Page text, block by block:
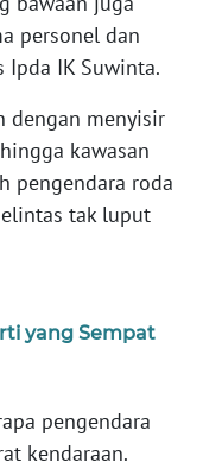
personel dan
Ipda IK Suwinta.
dengan menyisir
kawasan
pengendara roda
tak luput
yang Sempat
pengendara
kendaraan.